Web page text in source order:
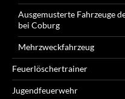
Ausgemusterte Fahrzeuge
bei Coburg
Mehrzweckfahrzeug
Feuerlöschertrainer
Jugendfeuerwehr